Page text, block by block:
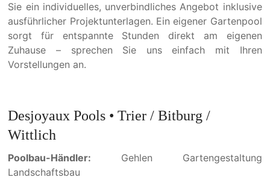
Sie ein individuelles, unverbindliches Angebot inklusive
ausführlicher Projektunterlagen. Ein eigener Gartenpool
sorgt für entspannte Stunden direkt am eigenen
Zuhause – sprechen Sie uns einfach mit Ihren
Vorstellungen an.
Desjoyaux Pools • Trier / Bitburg /
Wittlich
Poolbau-Händler: Gehlen Gartengestaltung
Landschaftsbau